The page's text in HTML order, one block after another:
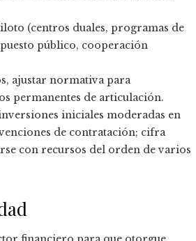
(centros duales, programas de
público, cooperación
ajustar normativa para
permanentes de articulación.
iniciales moderadas en
de contratación; cifra
con recursos del orden de varios